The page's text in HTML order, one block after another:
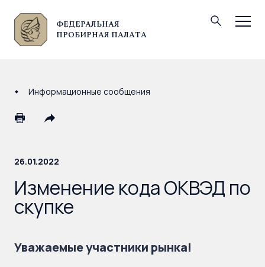
ФЕДЕРАЛЬНАЯ
ПРОБИРНАЯ ПАЛАТА
© Федеральная пробирная палата, 2026
Информационные сообщения
26.01.2022
Изменение кода ОКВЭД по
скупке
Уважаемые участники рынка!